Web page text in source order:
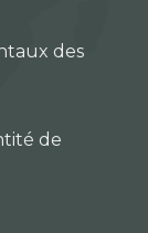
des
de